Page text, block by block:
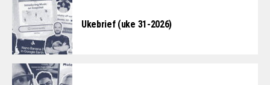
Ukebrief (uke 31-2026)